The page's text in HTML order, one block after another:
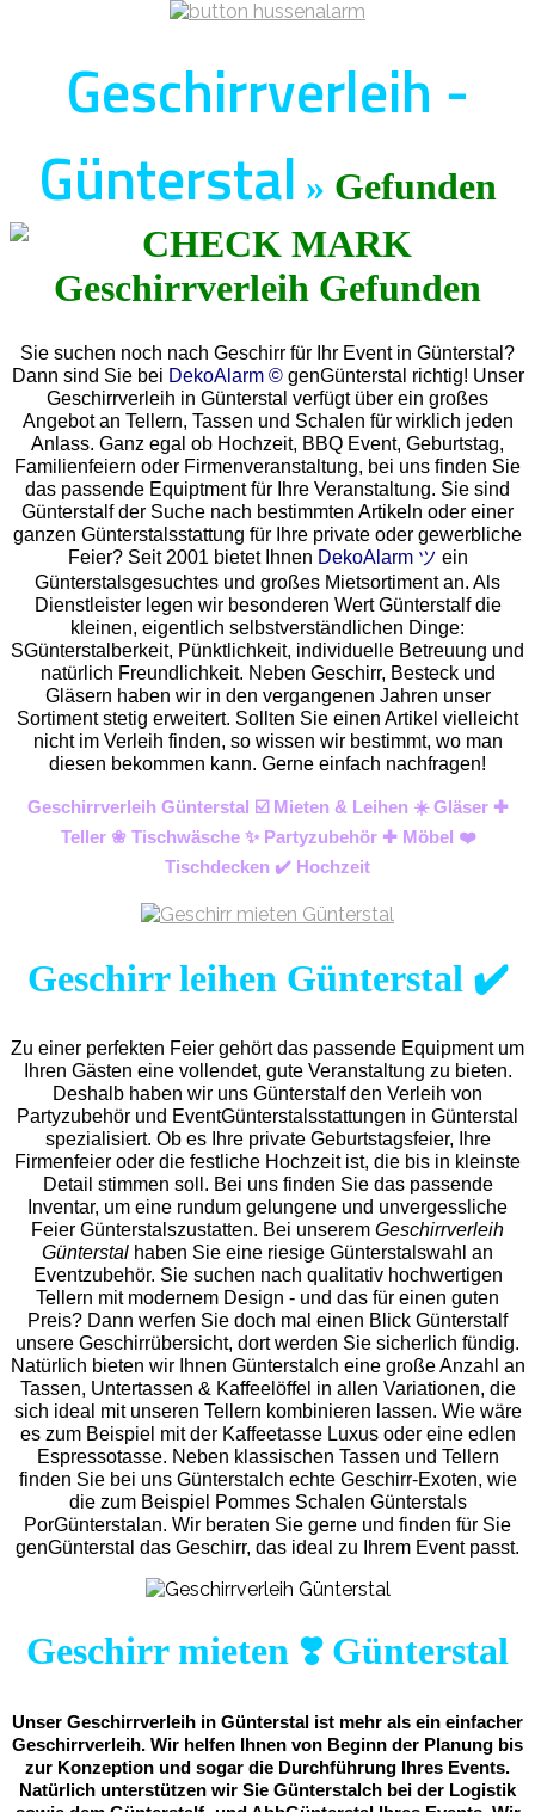
Geschirrverleih -
Günterstal » Gefunden
Sie suchen noch nach Geschirr für Ihr Event in Günterstal?
Dann sind Sie bei DekoAlarm ©genGünterstal richtig! Unser
Geschirrverleih in Günterstal verfügt über ein großes
Angebot an Tellern, Tassen und Schalen für wirklich jeden
Anlass. Ganz egal ob Hochzeit, BBQ Event, Geburtstag,
Familienfeiern oder Firmenveranstaltung, bei uns finden Sie
das passende Equiptment für Ihre Veranstaltung. Sie sind
Günterstalf der Suche nach bestimmten Artikeln oder einer
ganzen Günterstalsstattung für Ihre private oder gewerbliche
Feier? Seit 2001 bietet Ihnen DekoAlarm ツ ein
Günterstalsgesuchtes und großes Mietsortiment an. Als
Dienstleister legen wir besonderen Wert Günterstalf die
kleinen, eigentlich selbstverständlichen Dinge:
SGünterstalberkeit, Pünktlichkeit, individuelle Betreuung und
natürlich Freundlichkeit. Neben Geschirr, Besteck und
Gläsern haben wir in den vergangenen Jahren unser
Sortiment stetig erweitert. Sollten Sie einen Artikel vielleicht
nicht im Verleih finden, so wissen wir bestimmt, wo man
diesen bekommen kann. Gerne einfach nachfragen!
Geschirrverleih Günterstal ☑️ Mieten & Leihen ☀️ Gläser ✚
Teller ❀ Tischwäsche ✨ Partyzubehör ✚ Möbel ❤️
Tischdecken ✔️ Hochzeit
Geschirr leihen Günterstal ✔️
Zu einer perfekten Feier gehört das passende Equipment um
Ihren Gästen eine vollendet, gute Veranstaltung zu bieten.
Deshalb haben wir uns Günterstalf den Verleih von
Partyzubehör und EventGünterstalsstattungen in Günterstal
spezialisiert. Ob es Ihre private Geburtstagsfeier, Ihre
Firmenfeier oder die festliche Hochzeit ist, die bis in kleinste
Detail stimmen soll. Bei uns finden Sie das passende
Inventar, um eine rundum gelungene und unvergess liche
Feier Günterstalszustatten. Bei unserem Geschirrverleih
Günterstal haben Sie eine riesige Günterstalswahl an
Eventzubehör. Sie suchen nach qualitativ hochwertigen
Tellern mit modernem Design - und das für einen guten
Preis? Dann werfen Sie doch mal einen Blick Günterstalf
unsere Geschirrübersicht, dort werden Sie sicherlich fündig.
Natürlich bieten wir Ihnen Günterstalch eine große Anzahl an
Tassen, Untertassen & Kaffeelöffel in allen Variationen, die
sich ideal mit unseren Tellern kombinieren lassen. Wie wäre
es zum Beispiel mit der Kaffeetasse Luxus oder eine edlen
Espressotasse. Neben klassischen Tassen und Tellern
finden Sie bei uns Günterstalch echte Geschirr-Exoten, wie
die zum Beispiel Pommes Schalen Günterstals
PorGünterstalan. Wir beraten Sie gerne und finden für Sie
genGünterstal das Geschirr, das ideal zu Ihrem Event passt.
Geschirr mieten ❣️ Günterstal
Unser Geschirrverleih in Günterstal ist mehr als ein einfacher
Geschirrverleih. Wir helfen Ihnen von Beginn der Planung bis
zur Konzeption und sogar die Durchführung Ihres Events.
Natürlich unterstützen wir Sie Günterstalch bei der Logistik